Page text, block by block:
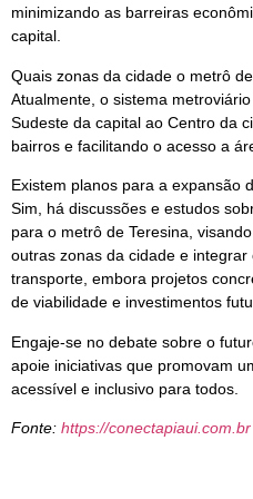
minimizando as barreiras
capital.
Quais zonas da cidade o metrô
Atualmente, o sistema
Sudeste da capital ao Centro da
bairros e facilitando o acesso a
Existem planos para a expansão
Sim, há discussões e estudos
para o metrô de Teresina,
outras zonas da cidade e
transporte, embora projetos
de viabilidade e investimentos
Engaje-se no debate sobre o
apoie iniciativas que promovam
acessível e inclusivo para todos.
Fonte: https://conectapiaui.com.br